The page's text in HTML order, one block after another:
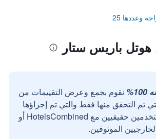
وعددها 25
باريس ستار
نقوم بجمع وعرض التقييمات من
تم التحقق منها فقط والتي تم إجراؤها
بواسطة مستخدمين حقيقيين مع HotelsCombined أو
الموثوقين.